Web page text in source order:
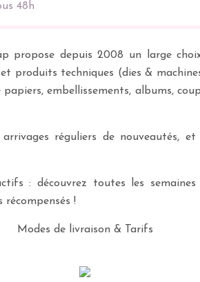
48h
propose depuis 2008 un large
produits techniques (dies &
embellissements, albums,
réguliers de nouveautés, et
: découvrez toutes les semaines
!
Modes de livraison & Tarifs